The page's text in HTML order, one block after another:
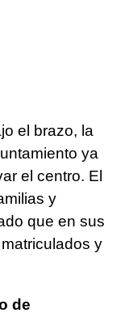
el brazo, la
ya
el centro. El
y
que en sus
y
de